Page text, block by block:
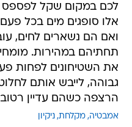
לכם במקום שקל
אלו סופגים מים בכל
ואם הם נשארים לחים,
תחתיהם במהירות.
את השטיחונים לפחות
גבוהה, לייבש אותם
הרצפה כשהם עדיין
אמבטיה מקלחת ניקיון